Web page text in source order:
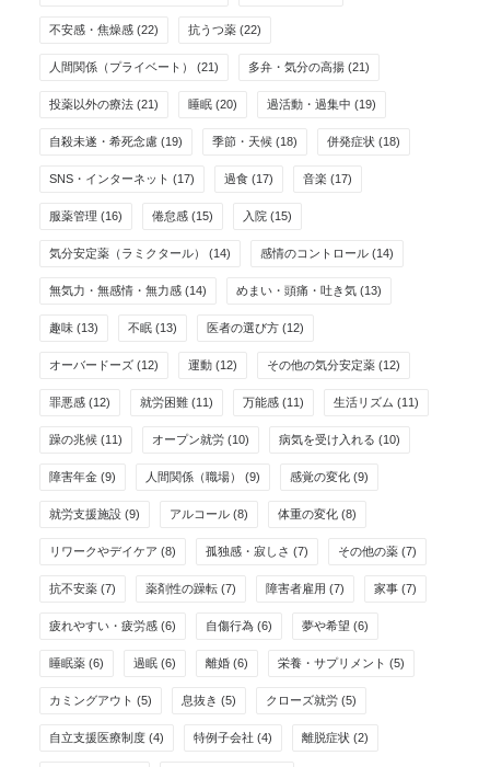
不安感・焦燥感 (22) 抗うつ薬 (22)
人間関係（プライベート） (21) 多弁・気分の高揚 (21)
投薬以外の療法 (21) 睡眠 (20) 過活動・過集中 (19)
自殺未遂・希死念慮 (19) 季節・天候 (18) 併発症状 (18)
SNS・インターネット (17) 過食 (17) 音楽 (17)
服薬管理 (16) 倦怠感 (15) 入院 (15)
気分安定薬（ラミクタール） (14) 感情のコントロール (14)
無気力・無感情・無力感 (14) めまい・頭痛・吐き気 (13)
趣味 (13) 不眠 (13) 医者の選び方 (12)
オーバードーズ (12) 運動 (12) その他の気分安定薬 (12)
罪悪感 (12) 就労困難 (11) 万能感 (11) 生活リズム (11)
躁の兆候 (11) オープン就労 (10) 病気を受け入れる (10)
障害年金 (9) 人間関係（職場） (9) 感覚の変化 (9)
就労支援施設 (9) アルコール (8) 体重の変化 (8)
リワークやデイケア (8) 孤独感・寂しさ (7) その他の薬 (7)
抗不安薬 (7) 薬剤性の躁転 (7) 障害者雇用 (7) 家事 (7)
疲れやすい・疲労感 (6) 自傷行為 (6) 夢や希望 (6)
睡眠薬 (6) 過眠 (6) 離婚 (6) 栄養・サプリメント (5)
カミングアウト (5) 息抜き (5) クローズ就労 (5)
自立支援医療制度 (4) 特例子会社 (4) 離脱症状 (2)